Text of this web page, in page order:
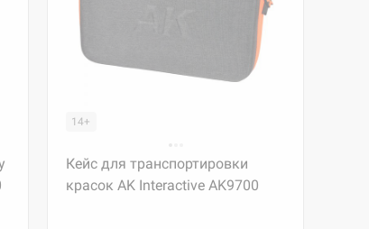
14+
Кейс для транспортировки
красок AK Interactive AK9700